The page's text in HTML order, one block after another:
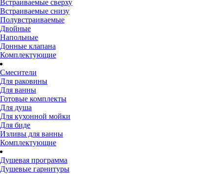
Встраиваемые сверху
Встраиваемые снизу
Полувстраиваемые
Двойные
Напольные
Донные клапана
Комплектующие
Смесители
Для раковины
Для ванны
Готовые комплекты
Для душа
Для кухонной мойки
Для биде
Изливы для ванны
Комплектующие
Душевая программа
Душевые гарнитуры